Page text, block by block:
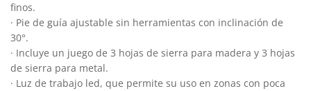
finos.
· Pie de guía ajustable sin herramientas con inclinación de
30°.
· Incluye un juego de 3 hojas de sierra para madera y 3 hojas
de sierra para metal.
· Luz de trabajo led, que permite su uso en zonas con poca